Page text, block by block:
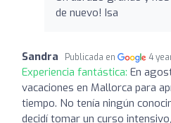
de nuevo! Isa
Sandra Publicada en 4
Experiencia fantástica: En
vacaciones en Mallorca para
tiempo. No tenía ningún
decidí tomar un curso